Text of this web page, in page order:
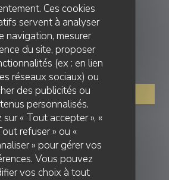
Ces cookies
servent à analyser
navigation, mesurer
du site, proposer
(ex : en lien
réseaux sociaux) ou
des publicités ou
personnalisés.
sur « Tout accepter », «
refuser » ou «
» pour gérer vos
Vous pouvez
vos choix à tout
DE GRAMMONT 37000 TOURS
02 47 05 11 78
RÉSERVATION
RÉSERVER
NOUS SUIVRE
Facebook ((ouvre une nouvelle
Instagram ((ouvre une